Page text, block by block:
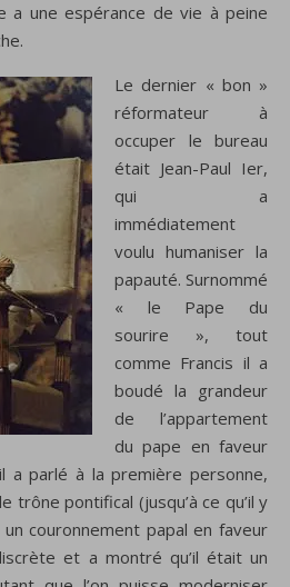
a une espérance de vie à peine
Le dernier « bon »
réformateur à
occuper le bureau
était Jean-Paul Ier,
qui a
immédiatement
voulu humaniser la
papauté. Surnommé
« le Pape du
sourire », tout
comme Francis il a
boudé la grandeur
de l’appartement
du pape en faveur
a parlé à la première personne,
trône pontifical (jusqu’à ce qu’il y
couronnement papal en faveur
et a montré qu’il était un